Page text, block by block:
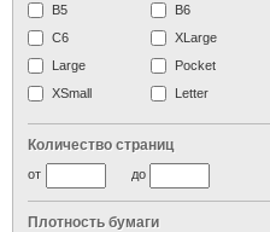
B5
B6
C6
XLarge
Large
Pocket
XSmall
Letter
Количество страниц
до
от
Плотность бумаги